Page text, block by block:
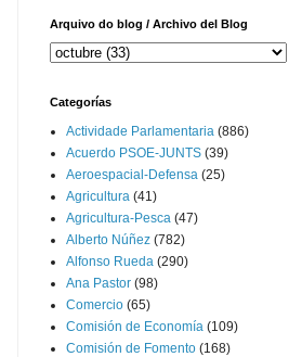
Arquivo do blog / Archivo del Blog
Categorías
Actividade Parlamentaria (886)
Acuerdo PSOE-JUNTS (39)
Aeroespacial-Defensa (25)
Agricultura (41)
Agricultura-Pesca (47)
Alberto Núñez (782)
Alfonso Rueda (290)
Ana Pastor (98)
Comercio (65)
Comisión de Economía (109)
Comisión de Fomento (168)